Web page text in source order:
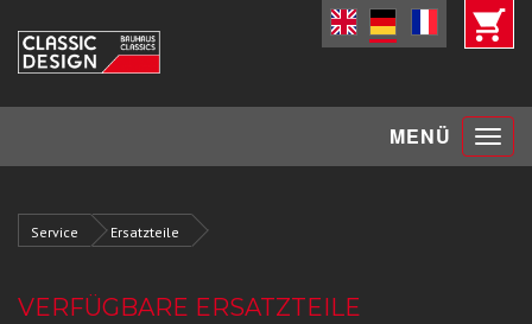
MENÜ Toggle
Service Ersatzteile
VERFÜGBARE ERSATZTEILE